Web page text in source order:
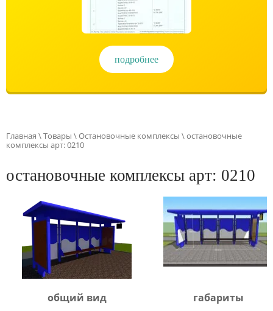
подробнее
Главная \Товары \Остановочные комплексы \ остановочные
комплексы арт: 0210
остановочные комплексы арт: 0210
общий вид габариты